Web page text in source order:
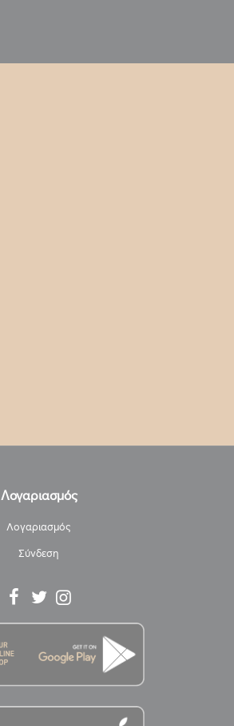
Λογαριασμός
Λογαριασμός
Σύνδεση